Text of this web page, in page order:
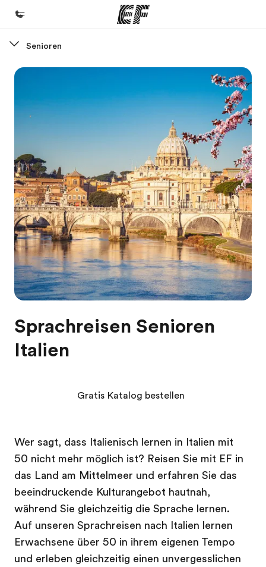
Willkommen bei EF
Programme
Alle Programme ansehen
Büros in der Nähe
Über uns
Wer wir sind
Karriere
Werde Teil unseres Teams
Senioren
Sprachreisen Senioren
Italien
Wer sagt, dass Italienisch lernen in Italien mit
50 nicht mehr möglich ist? Reisen Sie mit EF in
das Land am Mittelmeer und erfahren Sie das
beeindruckende Kulturangebot hautnah,
während Sie gleichzeitig die Sprache lernen.
Auf unseren Sprachreisen nach Italien lernen
Erwachsene über 50 in ihrem eigenen Tempo
und erleben gleichzeitig einen unvergesslichen
Gratis Katalog bestellen